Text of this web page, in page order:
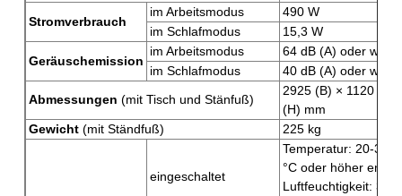
Stromverbrauch
im Arbeitsmodus
490 W
im Schlafmodus
15,3 W
Geräuschemission
im Arbeitsmodus
64 dB (A) oder
im Schlafmodus
40 dB (A) oder
Abmessungen (mit Tisch und Stänfuß)
2925 (B) × 1120 (T)
(H) mm
Gewicht (mit Ständfuß) 225 kg
eingeschaltet
Temperatur: 20-32
°C oder höher
Luftfeuchtigkeit: 35-